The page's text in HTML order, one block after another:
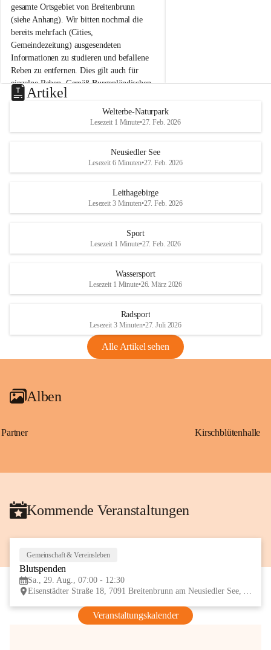
u
n
n
a
m
N
e
u
s
d
S
gesamte Ortsgebiet von Breitenbrunn
(siehe Anhang). Wir bitten nochmal die
bereits mehrfach (Cities,
Gemeindezeitung) ausgesendeten
Informationen zu studieren und befallene
Reben zu entfernen. Dies gilt auch für
einzelne Reben. Gemäß Burgenländischen
Weinbaugesetz sind nicht gepflegte oder
unzulässige Weingärten zu roden! Bitte
helfen wir zusammen um unsere Winzer
vor den prognostizierten Ernteausfällen
und den daraus folgenden wirtschaftlichen
Maßnahmen zur Bekämpfung
Rebe und der Amerikanischen
Anhang VBl. EU Nr. 18
1 Seite•1,4 MB
VBl. EU Nr. 18_2026
u
e
d
r
S
Artikel
Welterbe-Naturpark
Lesezeit 1 Minute•27. Feb. 2026
Neusiedler See
Lesezeit 6 Minuten•27. Feb. 2026
Leithagebirge
Lesezeit 3 Minuten•27. Feb. 2026
Sport
Lesezeit 1 Minute•27. Feb. 2026
Wassersport
Lesezeit 1 Minute•26. März 2026
Radsport
Lesezeit 3 Minuten•27. Juli 2026
Alle Artikel sehen
Alben
Partner Kirschblütenhalle
Kommende Veranstaltungen
Gemeinschaft & Vereinsleben
Blutspenden
Sa., 29. Aug., 07:00 - 12:30
Eisenstädter Straße 18, 7091 Breitenbrunn am Neusiedler See, AUT
Veranstaltungskalender